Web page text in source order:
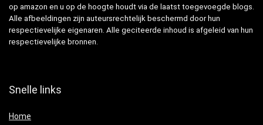
op amazon en u op de hoogte houdt via de laatst toegevoegde blogs.
Alle afbeeldingen zijn auteursrechtelijk beschermd door hun
respectievelijke eigenaren. Alle geciteerde inhoud is afgeleid van hun
respectievelijke bronnen.
Snelle links
Home